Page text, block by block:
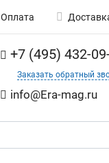
Оплата
+7 (495) 432-
Заказать обратный
info@Era-mag.ru